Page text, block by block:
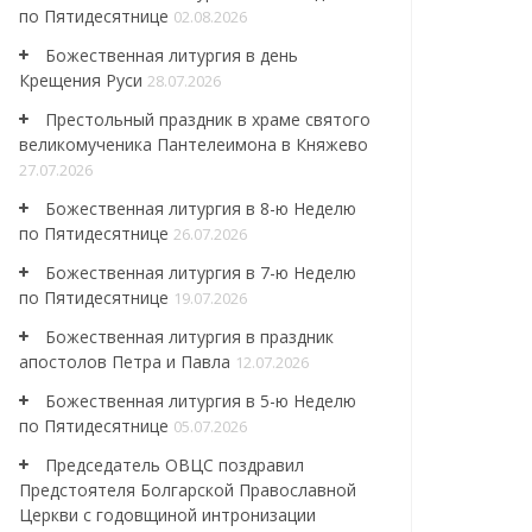
по Пятидесятнице 02.08.2026
Божественная литургия в день
Крещения Руси 28.07.2026
Престольный праздник в храме святого
великомученика Пантелеимона в Княжево
27.07.2026
Божественная литургия в 8-ю Неделю
по Пятидесятнице 26.07.2026
Божественная литургия в 7-ю Неделю
по Пятидесятнице 19.07.2026
Божественная литургия в праздник
апостолов Петра и Павла 12.07.2026
Божественная литургия в 5-ю Неделю
по Пятидесятнице 05.07.2026
Председатель ОВЦС поздравил
Предстоятеля Болгарской Православной
Церкви с годовщиной интронизации